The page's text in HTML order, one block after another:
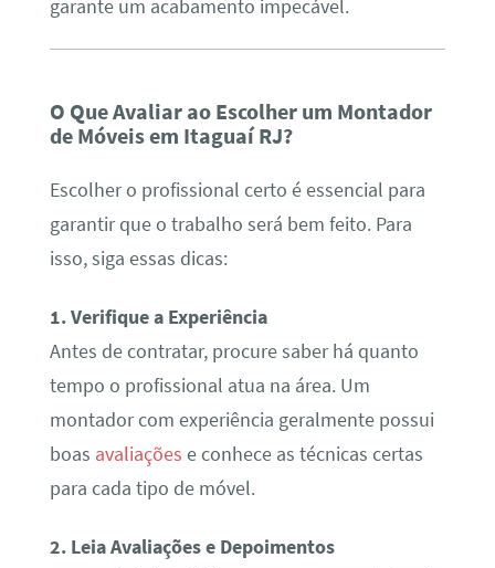
garante um acabamento impecável.
O Que Avaliar ao Escolher um Montador
de Móveis em Itaguaí RJ?
Escolher o profissional certo é essencial para
garantir que o trabalho será bem feito. Para
isso, siga essas dicas:
1. Verifique a Experiência
Antes de contratar, procure saber há quanto
tempo o profissional atua na área. Um
montador com experiência geralmente possui
boas avaliações e conhece as técnicas certas
para cada tipo de móvel.
2. Leia Avaliações e Depoimentos